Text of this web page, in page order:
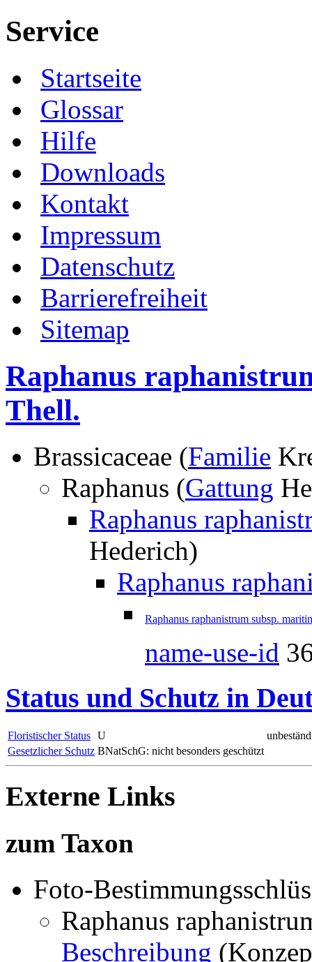
Service
Startseite
Glossar
Hilfe
Downloads
Kontakt
Impressum
Datenschutz
Barrierefreiheit
Sitemap
Raphanus
Thell.
Brassicaceae (Familie
Raphanus (Gattung
Raphanus
Hederich)
Raphanus
Raphanus raphanistrum subsp.
name-use-id
Status und Schutz in
Floristischer Status U
Gesetzlicher Schutz BNatSchG: nicht besonders geschützt
Externe Links
zum Taxon
Foto-
Raphanus
Beschreibung